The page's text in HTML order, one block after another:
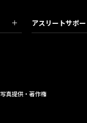
アスリートサポ
写真提供・著作権